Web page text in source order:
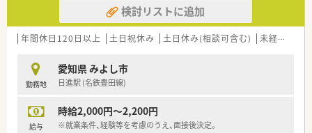
検討リストに追加
年間休日120日以上 土日祝休み 土日休み(相談可含む) 未経験可
勤務地
愛知県 みよし市
日進駅 (名鉄豊田線)
給与
時給2,000円～2,200円
※就業条件、経験等を考慮のうえ、面接後決定。